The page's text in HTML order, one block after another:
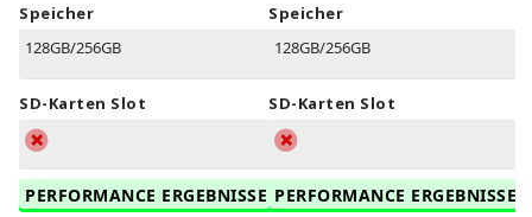
Speicher
128GB/256GB
SD-Karten Slot
PERFORMANCE ERGEBNISSE
Speicher
128GB/256GB
SD-Karten Slot
PERFORMANCE ERGEBNISSE